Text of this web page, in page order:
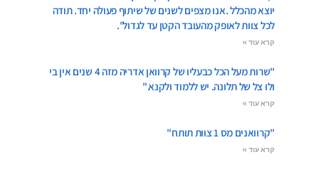
יוצא מהכלל .אנו מצפים לשנים של שיתוף פעולה יחד. תודה
לכל צוות לאופק מהעובד הקטן עד לגדול".
קרא עוד »
"שרות מעל הכל כבעליו של קרוואן אדריה מזה 4 שנים אין בי
ולו צל של תלונה. יש ללמוד ולקנא."
קרא עוד »
"קרוואנים מס 1 צוות תותח"
קרא עוד »